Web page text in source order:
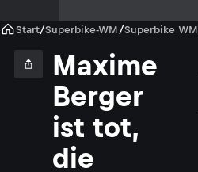
Start/Superbike-WM /Superbike WM
Maxime
Berger
ist tot,
die